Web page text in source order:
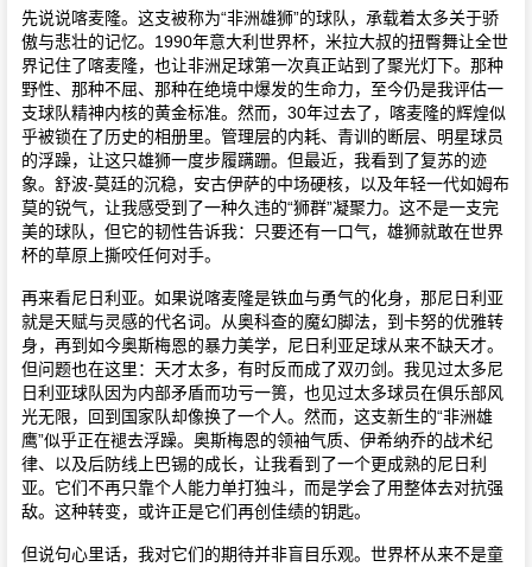
先说说喀麦隆。这支被称为“非洲雄狮”的球队，承载着太多关于骄
傲与悲壮的记忆。1990年意大利世界杯，米拉大叔的扭臀舞让全世
界记住了喀麦隆，也让非洲足球第一次真正站到了聚光灯下。那种
野性、那种不屈、那种在绝境中爆发的生命力，至今仍是我评估一
支球队精神内核的黄金标准。然而，30年过去了，喀麦隆的辉煌似
乎被锁在了历史的相册里。管理层的内耗、青训的断层、明星球员
的浮躁，让这只雄狮一度步履蹒跚。但最近，我看到了复苏的迹
象。舒波-莫廷的沉稳，安古伊萨的中场硬核，以及年轻一代如姆布
莫的锐气，让我感受到了一种久违的“狮群”凝聚力。这不是一支完
美的球队，但它的韧性告诉我：只要还有一口气，雄狮就敢在世界
杯的草原上撕咬任何对手。
再来看尼日利亚。如果说喀麦隆是铁血与勇气的化身，那尼日利亚
就是天赋与灵感的代名词。从奥科查的魔幻脚法，到卡努的优雅转
身，再到如今奥斯梅恩的暴力美学，尼日利亚足球从来不缺天才。
但问题也在这里：天才太多，有时反而成了双刃剑。我见过太多尼
日利亚球队因为内部矛盾而功亏一篑，也见过太多球员在俱乐部风
光无限，回到国家队却像换了一个人。然而，这支新生的“非洲雄
鹰”似乎正在褪去浮躁。奥斯梅恩的领袖气质、伊希纳乔的战术纪
律、以及后防线上巴锡的成长，让我看到了一个更成熟的尼日利
亚。它们不再只靠个人能力单打独斗，而是学会了用整体去对抗强
敌。这种转变，或许正是它们再创佳绩的钥匙。
但说句心里话，我对它们的期待并非盲目乐观。世界杯从来不是童